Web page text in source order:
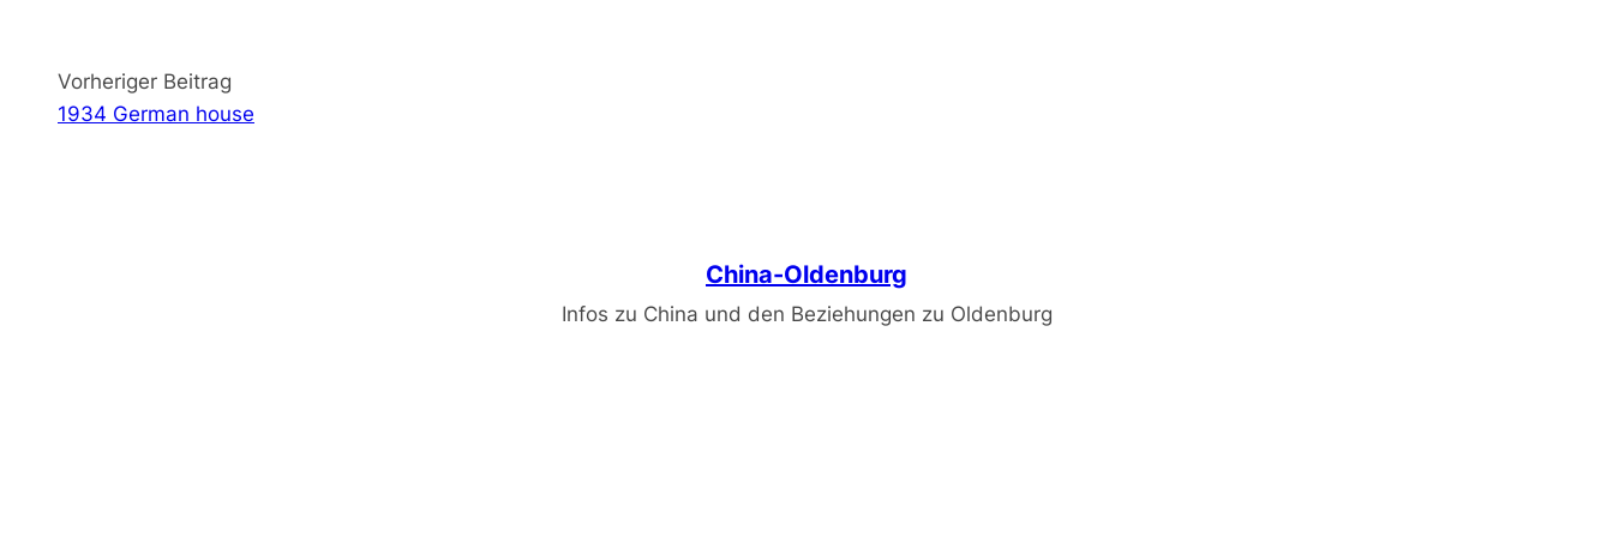
Vorheriger Beitrag
1934 German house
China-Oldenburg
Infos zu China und den Beziehungen zu Oldenburg